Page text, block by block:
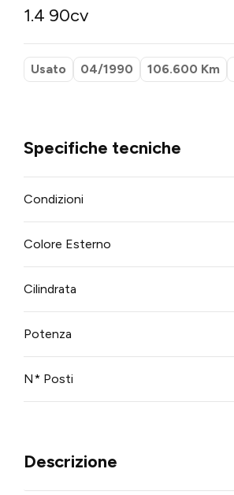
1.4 90cv
Usato 04/1990 106.600 Km
Specifiche tecniche
Condizioni
Colore Esterno
Cilindrata
Potenza
N* Posti
Descrizione